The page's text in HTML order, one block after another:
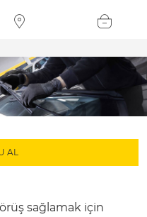
sağlamak için
AL